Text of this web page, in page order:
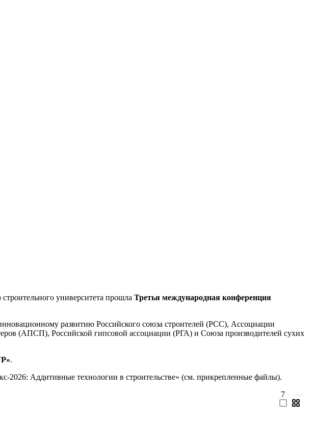
университета прошла Третья международная конференция
развитию Российского союза строителей (РСС), Ассоциации
(АПСП), Российской гипсовой ассоциации (РГА) и Союза производителей сухих
.
2026: Аддитивные технологии в строительстве» (см. прикрепленные файлы).
7 —